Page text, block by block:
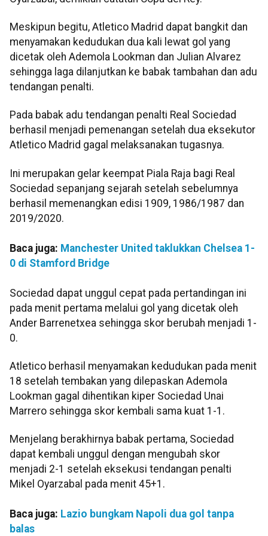
Meskipun begitu, Atletico Madrid dapat bangkit dan
menyamakan kedudukan dua kali lewat gol yang
dicetak oleh Ademola Lookman dan Julian Alvarez
sehingga laga dilanjutkan ke babak tambahan dan adu
tendangan penalti.
Pada babak adu tendangan penalti Real Sociedad
berhasil menjadi pemenangan setelah dua eksekutor
Atletico Madrid gagal melaksanakan tugasnya.
Ini merupakan gelar keempat Piala Raja bagi Real
Sociedad sepanjang sejarah setelah sebelumnya
berhasil memenangkan edisi 1909, 1986/1987 dan
2019/2020.
Baca juga: Manchester United taklukkan Chelsea 1-
0 di Stamford Bridge
Sociedad dapat unggul cepat pada pertandingan ini
pada menit pertama melalui gol yang dicetak oleh
Ander Barrenetxea sehingga skor berubah menjadi 1-
0.
Atletico berhasil menyamakan kedudukan pada menit
18 setelah tembakan yang dilepaskan Ademola
Lookman gagal dihentikan kiper Sociedad Unai
Marrero sehingga skor kembali sama kuat 1-1.
Menjelang berakhirnya babak pertama, Sociedad
dapat kembali unggul dengan mengubah skor
menjadi 2-1 setelah eksekusi tendangan penalti
Mikel Oyarzabal pada menit 45+1.
Baca juga: Lazio bungkam Napoli dua gol tanpa
balas